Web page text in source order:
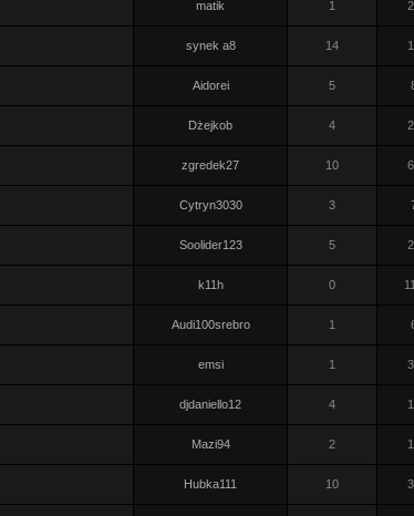
matik 1
synek a8 14
Aidorei 5
Dżejkob 4
zgredek27 10
Cytryn3030 3
Soolider123 5
k11h 0
Audi100srebro 1
emsi 1
djdaniello12 4
Mazi94 2
Hubka111 10